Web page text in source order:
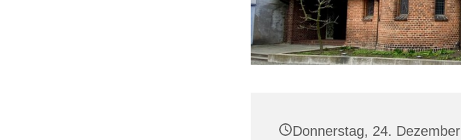
Donnerstag, 24. Dezember